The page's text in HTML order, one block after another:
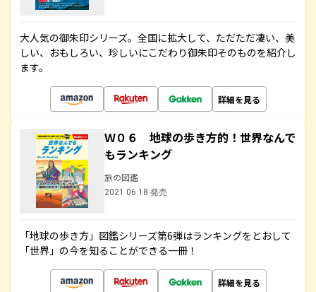
大人気の御朱印シリーズ。全国に拡大して、ただただ凄い、美
しい、おもしろい、珍しいにこだわり御朱印そのものを紹介し
ます。
詳細を見る
Ｗ０６ 地球の歩き方的！世界なんで
もランキング
旅の図鑑
2021.06.18 発売
「地球の歩き方」図鑑シリーズ第6弾はランキングをとおして
「世界」の今を知ることができる一冊！
詳細を見る